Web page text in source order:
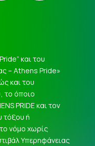
και του
– Athens Pride»
και του
το όποιο
PRIDE και τον
τόξου ή
νόμο χωρίς
Υπερηφάνειας